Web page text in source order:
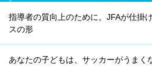
指導者の質向上のために。JFAが仕掛
スの形
あなたの子どもは、サッカーがうまく